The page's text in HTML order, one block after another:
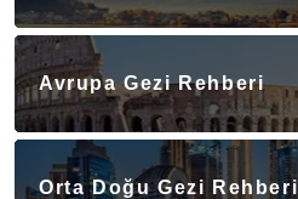
Avrupa Gezi Rehberi
Orta Doğu Gezi Rehberi